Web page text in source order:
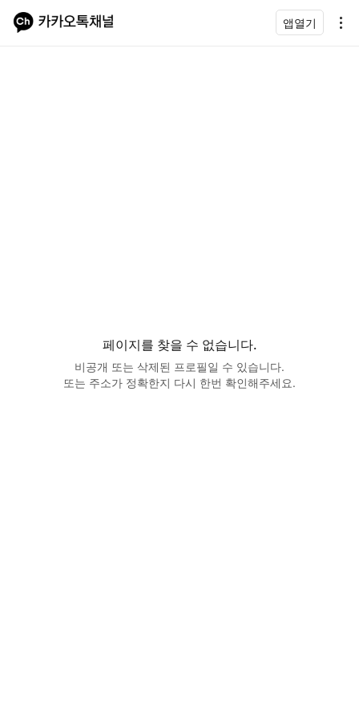
앱열기
페이지를 찾을 수 없습니다.
비공개 또는 삭제된 프로필일 수 있습니다.
또는 주소가 정확한지 다시 한번 확인해주세요.